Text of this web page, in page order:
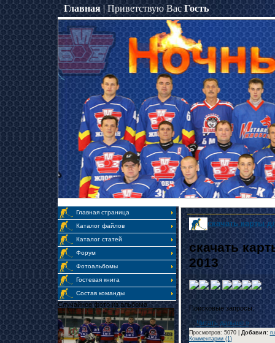
Главная|Приветствую Вас Гость
Главная страница
Каталог файлов
Каталог статей
Форум
Фотоальбомы
Гостевая книга
Состав команды
Случайное фото из альбома
скачать карты
скачать
2013
Поисковые запросы:
...
Читать дальше »
Просмотров: 5070 | Добавил:
Комментарии (1)